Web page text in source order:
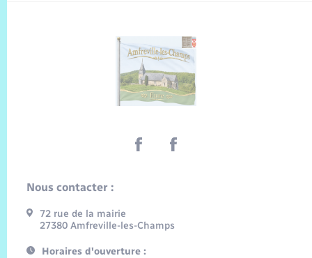
Nous contacter :
72 rue de la mairie
27380 Amfreville-les-Champs
Horaires d'ouverture :